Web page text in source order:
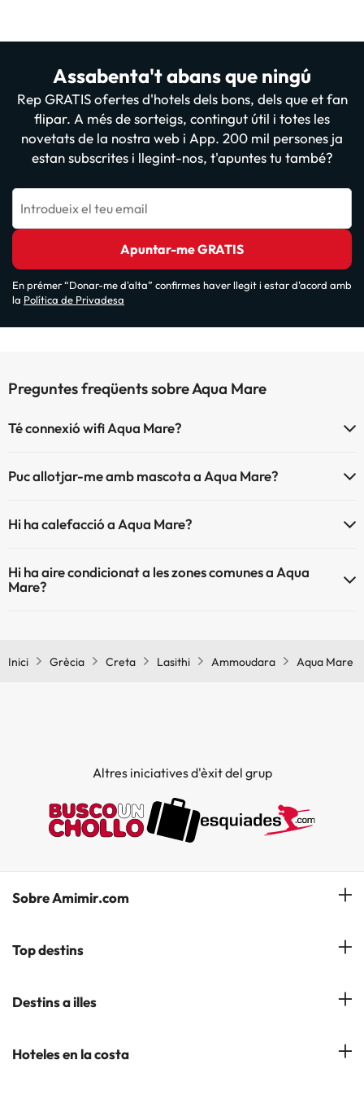
Assabenta't abans que ningú
Rep GRATIS ofertes d'hotels dels bons, dels que et fan
flipar. A més de sorteigs, contingut útil i totes les
novetats de la nostra web i App. 200 mil persones ja
estan subscrites i llegint-nos, t'apuntes tu també?
Introdueix el teu email
Apuntar-me GRATIS
En prémer “Donar-me d'alta” confirmes haver llegit i estar d'acord amb
la Política de Privadesa
Preguntes freqüents sobre Aqua Mare
Té connexió wifi Aqua Mare?
Puc allotjar-me amb mascota a Aqua Mare?
Hi ha calefacció a Aqua Mare?
Hi ha aire condicionat a les zones comunes a Aqua
Mare?
Inici Grècia Creta Lasithi Ammoudara Aqua Mare
Altres iniciatives d'èxit del grup
Sobre Amimir.com
¿Qui som?
Opinions
Top destins
Hotels a Salou
Hotels a Andorra la Vella
Destins a illes
Hotels a les Illes Balears
Hoteles en la costa